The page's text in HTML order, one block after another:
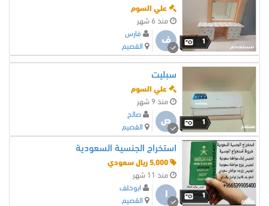
1
علي السوم
منذ 6 شهر
ف
فارس
القصيم
1
سبليت
علي السوم
منذ 9 شهر
ص
صالح
القصيم
1
استخراج الجنسية السعودية
منذ 11 شهر
ابوخلف
القصيم